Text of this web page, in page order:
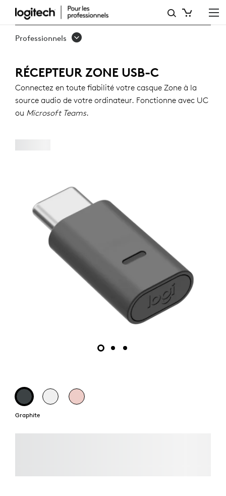
RÉCEPTEUR
ZONE USB-
Professionnels
RÉCEPTEUR ZONE USB-C
Connectez en toute fiabilité votre casque Zone à la
source audio de votre ordinateur. Fonctionne avec UC
ou Microsoft Teams.
Graphite